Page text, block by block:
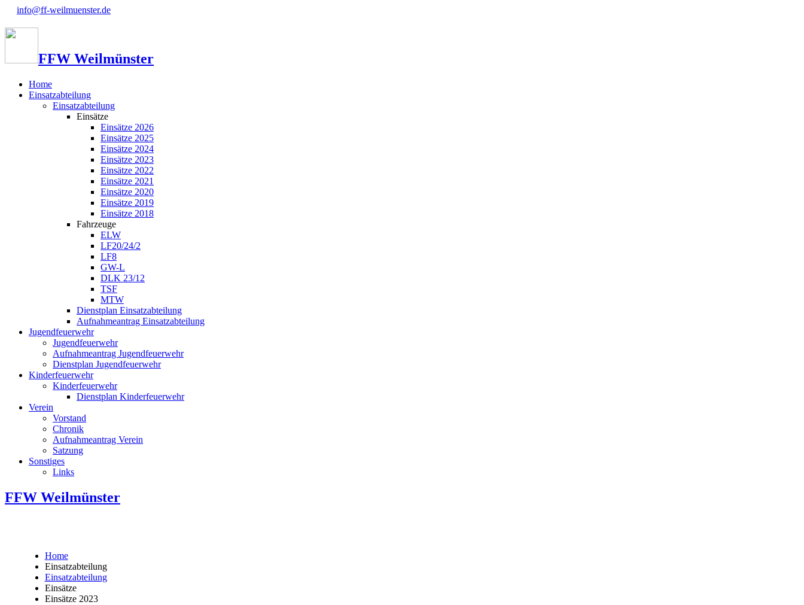
info@ff-weilmuenster.de
FFW Weilmünster
Home
Einsatzabteilung
Einsatzabteilung
Einsätze
Einsätze 2026
Einsätze 2025
Einsätze 2024
Einsätze 2023
Einsätze 2022
Einsätze 2021
Einsätze 2020
Einsätze 2019
Einsätze 2018
Fahrzeuge
ELW
LF20/24/2
LF8
GW-L
DLK 23/12
TSF
MTW
Dienstplan Einsatzabteilung
Aufnahmeantrag Einsatzabteilung
Jugendfeuerwehr
Jugendfeuerwehr
Aufnahmeantrag Jugendfeuerwehr
Dienstplan Jugendfeuerwehr
Kinderfeuerwehr
Kinderfeuerwehr
Dienstplan Kinderfeuerwehr
Verein
Vorstand
Chronik
Aufnahmeantrag Verein
Satzung
Sonstiges
Links
FFW Weilmünster
Home
Einsatzabteilung
Einsatzabteilung
Einsätze
Einsätze 2023